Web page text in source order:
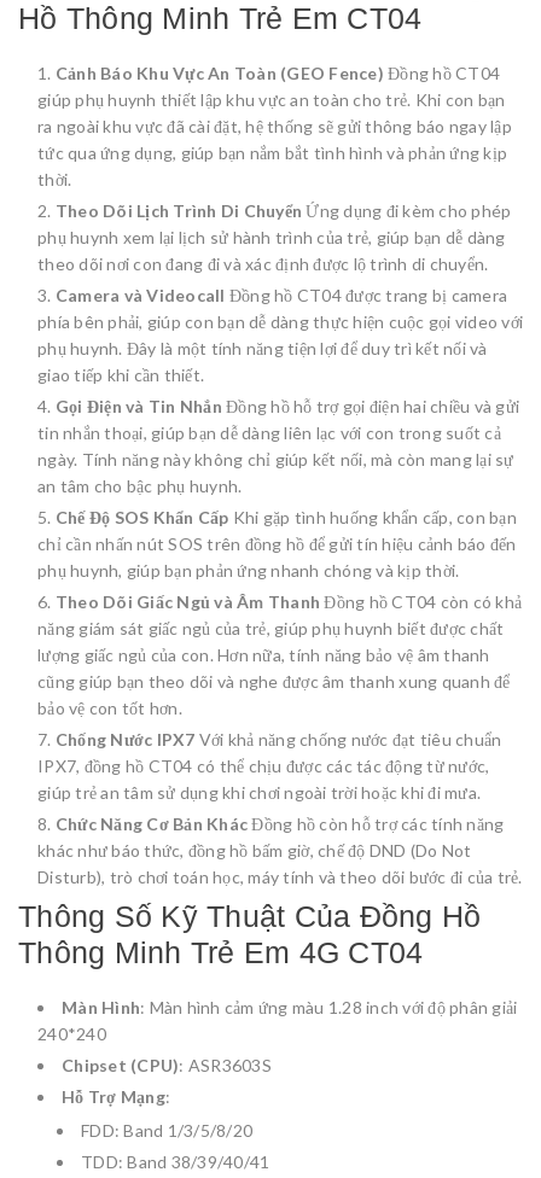
Hồ Thông Minh Trẻ Em CT04
Cảnh Báo Khu Vực An Toàn (GEO Fence) Đồng hồ CT04
giúp phụ huynh thiết lập khu vực an toàn cho trẻ. Khi con bạn
ra ngoài khu vực đã cài đặt, hệ thống sẽ gửi thông báo ngay lập
tức qua ứng dụng, giúp bạn nắm bắt tình hình và phản ứng kịp
thời.
Theo Dõi Lịch Trình Di Chuyển Ứng dụng đi kèm cho phép
phụ huynh xem lại lịch sử hành trình của trẻ, giúp bạn dễ dàng
theo dõi nơi con đang đi và xác định được lộ trình di chuyển.
Camera và Videocall Đồng hồ CT04 được trang bị camera
phía bên phải, giúp con bạn dễ dàng thực hiện cuộc gọi video với
phụ huynh. Đây là một tính năng tiện lợi để duy trì kết nối và
giao tiếp khi cần thiết.
Gọi Điện và Tin Nhắn Đồng hồ hỗ trợ gọi điện hai chiều và gửi
tin nhắn thoại, giúp bạn dễ dàng liên lạc với con trong suốt cả
ngày. Tính năng này không chỉ giúp kết nối, mà còn mang lại sự
an tâm cho bậc phụ huynh.
Chế Độ SOS Khẩn Cấp Khi gặp tình huống khẩn cấp, con bạn
chỉ cần nhấn nút SOS trên đồng hồ để gửi tín hiệu cảnh báo đến
phụ huynh, giúp bạn phản ứng nhanh chóng và kịp thời.
Theo Dõi Giấc Ngủ và Âm Thanh Đồng hồ CT04 còn có khả
năng giám sát giấc ngủ của trẻ, giúp phụ huynh biết được chất
lượng giấc ngủ của con. Hơn nữa, tính năng bảo vệ âm thanh
cũng giúp bạn theo dõi và nghe được âm thanh xung quanh để
bảo vệ con tốt hơn.
Chống Nước IPX7 Với khả năng chống nước đạt tiêu chuẩn
IPX7, đồng hồ CT04 có thể chịu được các tác động từ nước,
giúp trẻ an tâm sử dụng khi chơi ngoài trời hoặc khi đi mưa.
Chức Năng Cơ Bản KhácĐồng hồ còn hỗ trợ các tính năng
khác như báo thức, đồng hồ bấm giờ, chế độ DND (Do Not
Disturb), trò chơi toán học, máy tính và theo dõi bước đi của trẻ.
Thông Số Kỹ Thuật Của Đồng Hồ
Thông Minh Trẻ Em 4G CT04
Màn Hình: Màn hình cảm ứng màu 1.28 inch với độ phân giải
240*240
Chipset (CPU): ASR3603S
Hỗ Trợ Mạng:
FDD: Band 1/3/5/8/20
TDD: Band 38/39/40/41